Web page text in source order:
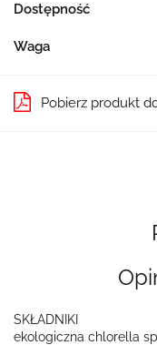
Dostępność
Waga
Pobierz produkt
SKŁADNIKI
ekologiczna chlorella